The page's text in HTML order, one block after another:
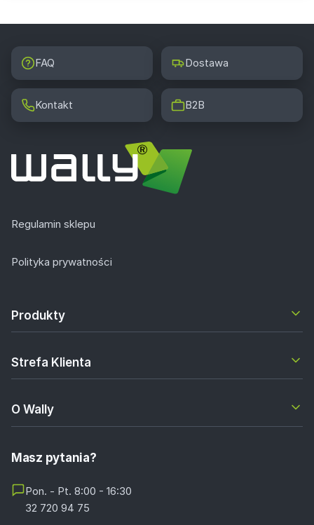
FAQ Dostawa
Kontakt B2B
Regulamin sklepu
Polityka prywatności
Produkty
Strefa Klienta
O Wally
Masz pytania?
Pon. - Pt. 8:00 - 16:30
32 720 94 75